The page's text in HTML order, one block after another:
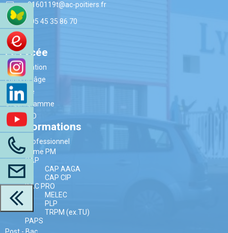
ce.0160119t@ac-poitiers.fr
+33 05 45 35 86 70
Le Lycée
Présentation
Louis Delâge
Contexte
Organigramme
Label E3D
Nos formations
Lycée Professionnel
3ème PM
CAP
CAP AAGA
CAP CIP
BAC PRO
MELEC
PLP
TRPM (ex.TU)
PAPS